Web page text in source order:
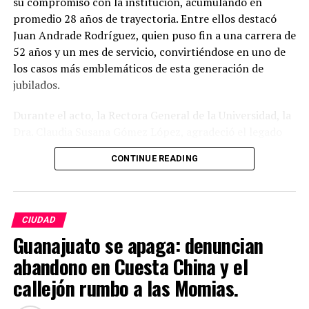
promedio 28 años de trayectoria. Entre ellos destacó
Juan Andrade Rodríguez, quien puso fin a una carrera de
52 años y un mes de servicio, convirtiéndose en uno de
los casos más emblemáticos de esta generación de
jubilados.
Durante el acto, la Rectora General de la Universidad, la
de quienes dedicaron gran parte de su vida a fortalecer
la máxima casa de estudios del estado. En su mensaje,
tiempo que reconoció la labor desempeñada en aulas,
laboratorios, bibliotecas, oficinas, espacios culturales,
áreas de mantenimiento, seguridad y administración.
“No les digo felicidades; les digo gracias”, expresó, al
destacar que el crecimiento de la Universidad ha sido
posible gracias al esfuerzo de generaciones de
CONTINUE READING
CIUDAD
Guanajuato se apaga: denuncian
abandono en Cuesta China y el
callejón rumbo a las Momias.